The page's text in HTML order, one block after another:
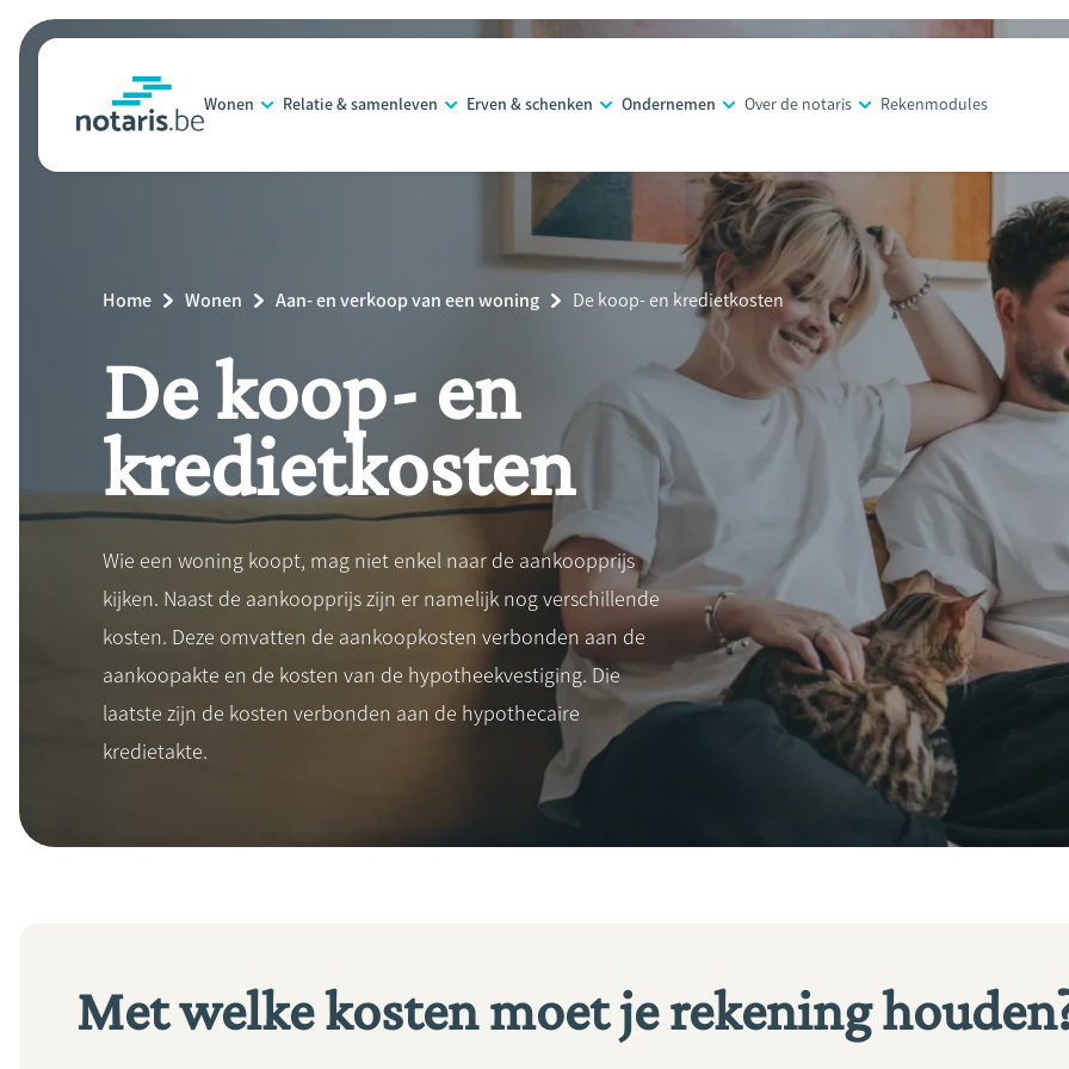
Overslaan
en
inhoud
Wonen Relatie & samenleven Erven & schenken Ondernemen Over de notaris Rekenmodules
Breadcrumb
Home Wonen Aan- en verkoop van een woning
Current
De koop- en kredietkosten
De koop- en
kredietkosten
Wie een woning koopt, mag niet enkel naar de aankoopprijs
kijken. Naast de aankoopprijs zijn er namelijk nog verschillende
kosten. Deze omvatten de aankoopkosten verbonden aan de
aankoopakte en de kosten van de hypotheekvestiging. Die
laatste zijn de kosten verbonden aan de hypothecaire
kredietakte.
Met welke kosten moet je rekening